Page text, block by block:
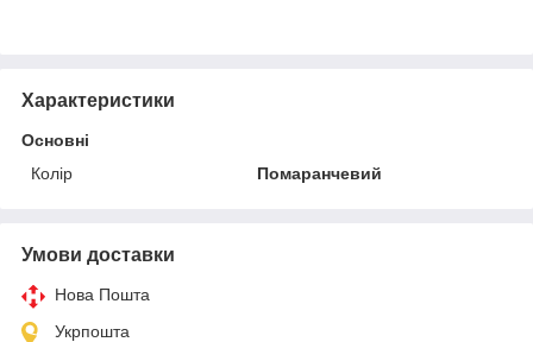
Характеристики
Основні
Колір
Помаранчевий
Умови доставки
Нова Пошта
Укрпошта